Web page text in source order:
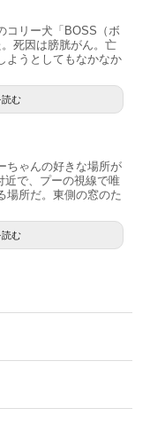
コリー犬「BOSS（ボ
死因は膀胱がん。亡
ようとしてもなかなか
む
ちゃんの好きな場所が
近で、プーの視線で唯
場所だ。東側の窓のた
む